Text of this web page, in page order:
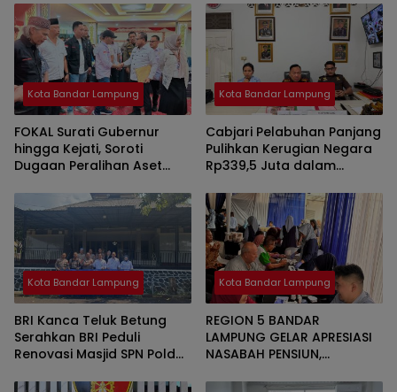
Kota Bandar Lampung
FOKAL Surati Gubernur
hingga Kejati, Soroti
Dugaan Peralihan Aset
Korporasi
Kota Bandar Lampung
Cabjari Pelabuhan Panjang
Pulihkan Kerugian Negara
Rp339,5 Juta dalam
Dana BOS SDN 1
Telukbetung Selatan
Kota Bandar Lampung
BRI Kanca Teluk Betung
Serahkan BRI Peduli
Renovasi Masjid SPN Polda
Dukungan terhadap
Kota Bandar Lampung
REGION 5 BANDAR
LAMPUNG GELAR APRESIASI
NASABAH PENSIUN,
BAGI PURNABAKTI